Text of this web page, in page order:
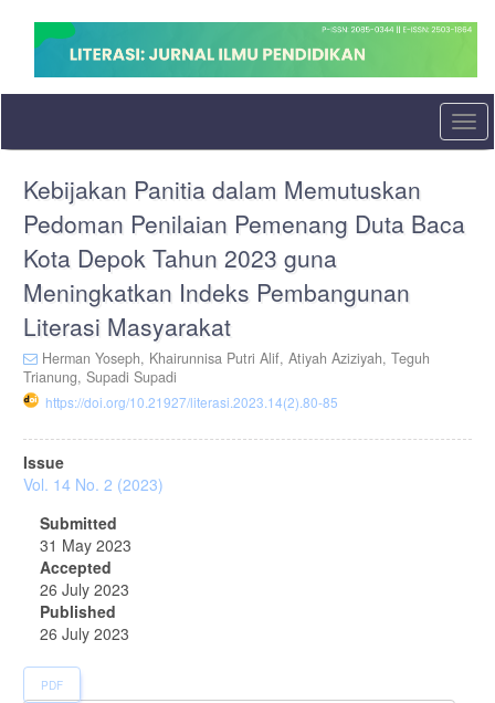
content
Content
Sidebar
Kebijakan Panitia dalam Memutuskan
Pedoman Penilaian Pemenang Duta Baca
Kota Depok Tahun 2023 guna
Meningkatkan Indeks Pembangunan
Literasi Masyarakat
Herman Yoseph, Khairunnisa Putri Alif, Atiyah Aziziyah, Teguh
Trianung, Supadi Supadi
https://doi.org/10.21927/literasi.2023.14(2).80-85
Article
Sidebar
Issue
Vol. 14 No. 2 (2023)
Submitted
31 May 2023
Accepted
26 July 2023
Published
26 July 2023
PDF